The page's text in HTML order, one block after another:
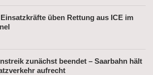
Einsatzkräfte üben Rettung aus ICE im
zunächst beendet – Saarbahn hält
aufrecht